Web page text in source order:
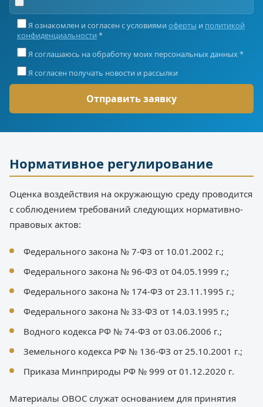
Я ознакомлен и согласен с условиями оферты и политикой
конфиденциальности *
Я соглашаюсь на обработку моих персональных данных *
Я согласен получать новости и рассылки
Нормативное регулирование
Оценка воздействия на окружающую среду проводится
с соблюдением требований следующих нормативно-
правовых актов:
Федерального закона № 7-ФЗ от 10.01.2002 г.;
Федерального закона № 96-ФЗ от 04.05.1999 г.;
Федерального закона № 174-ФЗ от 23.11.1995 г.;
Федерального закона № 33-ФЗ от 14.03.1995 г.;
Водного кодекса РФ № 74-ФЗ от 03.06.2006 г.;
Земельного кодекса РФ № 136-ФЗ от 25.10.2001 г.;
Приказа Минприроды РФ № 999 от 01.12.2020 г.
Материалы ОВОС служат основанием для принятия